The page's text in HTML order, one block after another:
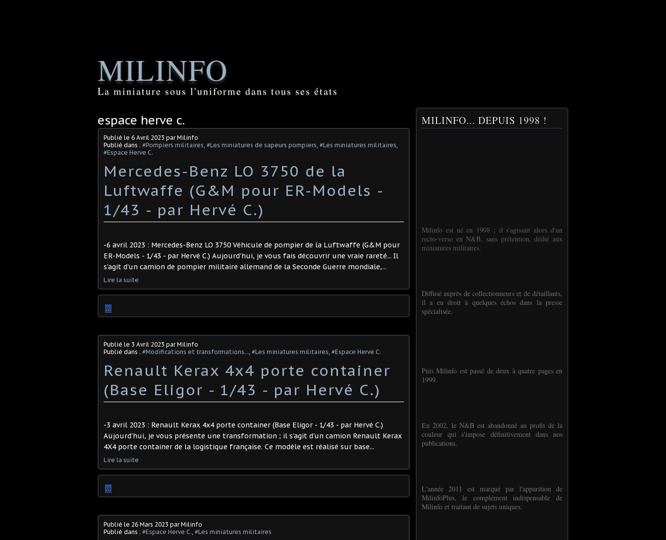
MILINFO
La miniature sous l'uniforme dans tous ses états
espace herve c.
Publié le 6 Avril 2023 par Milinfo
Publié dans : #Pompiers militaires, #Les miniatures de sapeurs pompiers, #Les miniatures militaires,
#Espace Herve C.
Mercedes-Benz LO 3750 de la
Luftwaffe (G&M pour ER-Models -
1/43 - par Hervé C.) ​
-6 avril 2023 : Mercedes-Benz LO 3750 Véhicule de pompier de la Luftwaffe (G&M pour
ER-Models - 1/43 - par Hervé C.) Aujourd'hui, je vous fais découvrir une vraie rareté... Il
s'agit d'un camion de pompier militaire allemand de la Seconde Guerre mondiale,...
Lire la suite
…
Publié le 3 Avril 2023 par Milinfo
Publié dans : #Modifications et transformations..., #Les miniatures militaires, #Espace Herve C.
Renault Kerax 4x4 porte container
(Base Eligor - 1/43 - par Hervé C.)
-3 avril 2023 : Renault Kerax 4x4 porte container (Base Eligor - 1/43 - par Hervé C.)
Aujourd'hui, je vous présente une transformation ; il s'agit d'un camion Renault Kerax
4X4 porte container de la logistique française. Ce modèle est réalisé sur base...
Lire la suite
…
Publié le 26 Mars 2023 par Milinfo
Publié dans : #Espace Herve C., #Les miniatures militaires
MILINFO... DEPUIS 1998 !
Milinfo est né en 1998 ; il s'agissait alors d'un
recto-verso en N&B, sans prétention, dédié aux
miniatures militaires.
Diffusé auprès de collectionneurs et de détaillants,
il a eu droit à quelques échos dans la presse
spécialisée.
Puis Milinfo est passé de deux à quatre pages en
1999.
En 2002, le N&B est abandonné au profit de la
couleur qui s'impose définitivement dans nos
publications.
L'année 2011 est marqué par l'apparition de
MilinfoPlus, le complément indispensable de
Milinfo et traitant de sujets uniques.